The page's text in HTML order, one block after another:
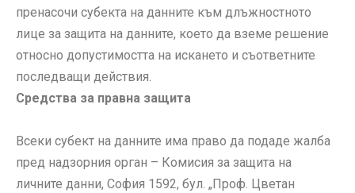
пренасочи субекта на данните към длъжностното
лице за защита на данните, което да вземе решение
относно допустимостта на искането и съответните
последващи действия.
Средства за правна защита
Всеки субект на данните има право да подаде жалба
пред надзорния орган – Комисия за защита на
личните данни, София 1592, бул. „Проф. Цветан